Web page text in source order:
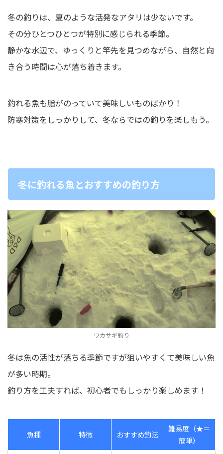
冬の釣りは、夏のような活発なアタリは少ないです。
その分ひとつひとつが特別に感じられる季節。
静かな水辺で、ゆっくりと竿先を見つめながら、自然と向
き合う時間は心が落ち着きます。
釣れる魚も脂がのっていて美味しいものばかり！
防寒対策をしっかりして、冬ならではの釣りを楽しもう。
冬に釣れる魚とおすすめの釣り方
ワカサギ釣り
冬は魚の活性が落ちる季節ですが狙いやすくて美味しい魚
が多い時期。
釣り方を工夫すれば、初心者でもしっかり楽しめます！
魚種 特徴 おすすめ釣法
難易度（★＝
簡単）